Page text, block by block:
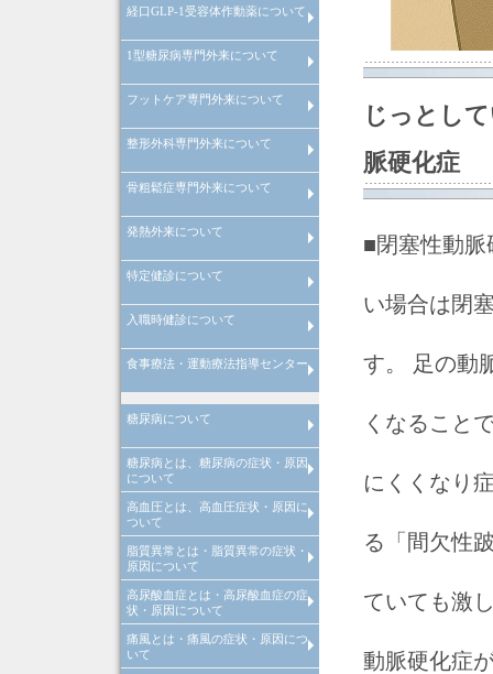
肥満・ダイエット外来の保険
経口GLP-1受容体作動薬について
経口GLP-1受容体作動薬の血
善効果と体重減少・副作用に
1型糖尿病専門外来について
いた1型糖尿病専門外来につい
フットケア専門外来について
整形外科専門外来について
整形外科専門外来について
骨粗鬆症専門外来について
骨粗鬆症専門外来について
発熱外来について
特定健診について
特定健診の注意点
入職時健診について
入職時健診の注意点
食事療法・運動療法指導センター
心臓リハビリテーション
運動器リハビリテーション
糖尿病について
糖尿病とは、糖尿病の症状・原因
について
高血圧とは、高血圧症状・原因に
ついて
高血圧とは、高血圧原因・高
高血圧治療
当院での取り組み
脂質異常とは・脂質異常の症状・
原因について
脂質異常とは、脂質異常原因
質異常診断
脂質異常治療
当院での取り組み
高尿酸血症とは・高尿酸血症の症
状・原因について
因・高尿酸血症診断
痛風とは・痛風の症状・原因につ
いて
じっとし
脈硬化症
■閉塞性動脈
い場合は閉
す。 足の動
くなること
にくくなり
る「間欠性
ていても激
動脈硬化症